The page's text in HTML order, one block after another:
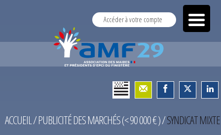
Accéder à votre compte
ACCUEIL/PUBLICITÉ DES MARCHÉS (< 90 000 € )/SYNDICAT MIXTE